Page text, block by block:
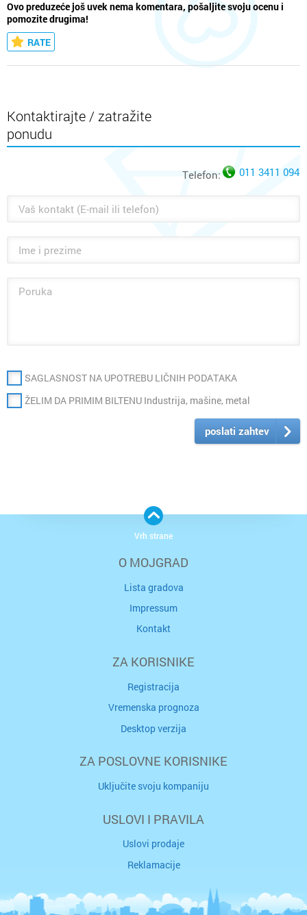
Ovo preduzeće još uvek nema komentara, pošaljite svoju ocenu i
pomozite drugima!
RATE
Kontaktirajte / zatražite
ponudu
Telefon: 011 3411 094
SAGLASNOST NA UPOTREBU LIČNIH PODATAKA
ŽELIM DA PRIMIM BILTENU Industrija, mašine, metal
poslati zahtev
O MOJGRAD
Lista gradova
Impressum
Kontakt
ZA KORISNIKE
Registracija
Vremenska prognoza
Desktop verzija
ZA POSLOVNE KORISNIKE
Uključite svoju kompaniju
USLOVI I PRAVILA
Uslovi prodaje
Reklamacije
Vrh strane